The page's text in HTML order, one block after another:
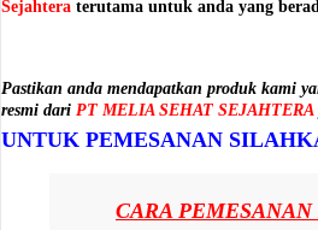
Sejahtera terutama untuk anda yang
Pastikan anda mendapatkan produk kami
resmi dari PT MELIA SEHAT SEJAHTERA
UNTUK PEMESANAN
CARA